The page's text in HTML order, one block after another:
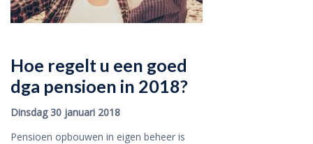
Hoe regelt u een goed
dga pensioen in 2018?
Dinsdag 30 januari 2018
Pensioen opbouwen in eigen beheer is